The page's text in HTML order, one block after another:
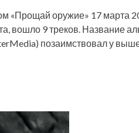
«Прощай оружие» 17 марта
вошло 9 треков. Название
позаимствовал у